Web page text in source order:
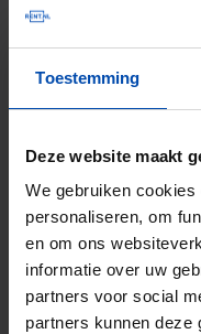
Toestemming
Deze website maakt
We gebruiken
personaliseren, om
en om ons
informatie over uw
partners voor social
partners kunnen deze
Appartement
Breda
€ 933p/m